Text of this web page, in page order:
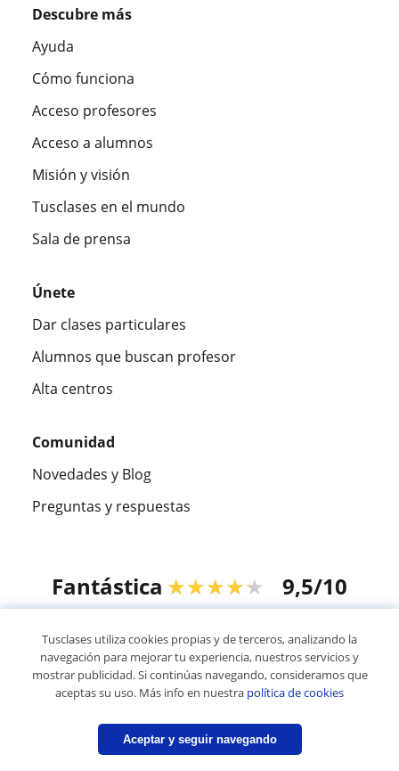
Descubre más
Ayuda
Cómo funciona
Acceso profesores
Acceso a alumnos
Misión y visión
Tusclases en el mundo
Sala de prensa
Únete
Dar clases particulares
Alumnos que buscan profesor
Alta centros
Comunidad
Novedades y Blog
Preguntas y respuestas
Fantástica ★★★★★ 9,5/10
© 2007 - 2026 Tusclases.co
Mapa web:Profesores particulares
Tusclases utiliza cookies propias y de terceros, analizando la
navegación para mejorar tu experiencia, nuestros servicios y
mostrar publicidad. Si continúas navegando, consideramos que
aceptas su uso. Más info en nuestra política de cookies
Aceptar y seguir navegando